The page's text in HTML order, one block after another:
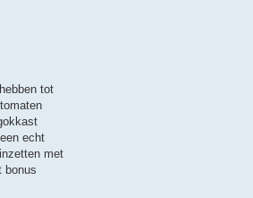
tot
echt
met
bonus